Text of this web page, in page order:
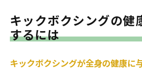
キックボクシングの健
するには
キックボクシングが全身の健康に